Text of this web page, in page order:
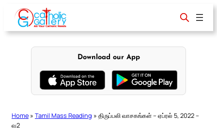
content
Download our App
Home » Tamil Mass Reading » திருப்பலி வாசகங்கள் – ஏப்ரல் 5, 2022 –
வ2